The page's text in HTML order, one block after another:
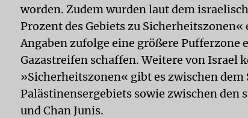
worden. Zudem wurden laut dem
Prozent des Gebiets zu
Angaben zufolge eine größere Pufferzone
Gazastreifen schaffen. Weitere von Israel
»Sicherheitszonen« gibt es zwischen dem
Palästinensergebiets sowie zwischen den
und Chan Junis.